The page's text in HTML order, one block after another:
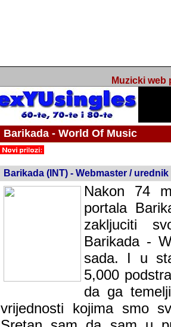
Muzicki web
Barikada - World Of Music
Barikada (INT) - Webmaster / urednik
Nakon 74
portala
zakljuciti
Barikada -
sada. I u
5,000
da ga
vrijednosti kojima smo